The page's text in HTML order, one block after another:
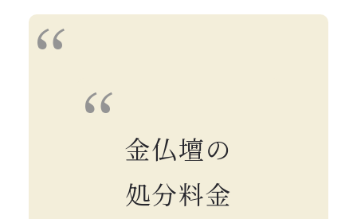
金仏壇の
処分料金